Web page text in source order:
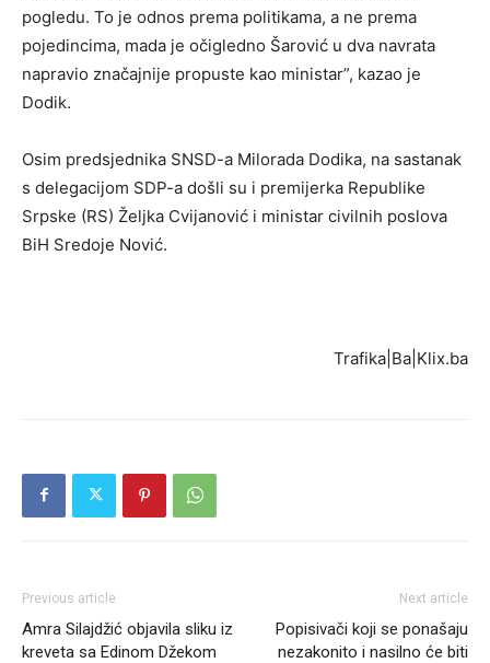
pogledu. To je odnos prema politikama, a ne prema
pojedincima, mada je očigledno Šarović u dva navrata
napravio značajnije propuste kao ministar”, kazao je
Dodik.
Osim predsjednika SNSD-a Milorada Dodika, na sastanak
s delegacijom SDP-a došli su i premijerka Republike
Srpske (RS) Željka Cvijanović i ministar civilnih poslova
BiH Sredoje Nović.
Trafika|Ba|Klix.ba
Previous article
Amra Silajdžić objavila sliku iz
kreveta sa Edinom Džekom
Next article
Popisivači koji se ponašaju
nezakonito i nasilno će biti